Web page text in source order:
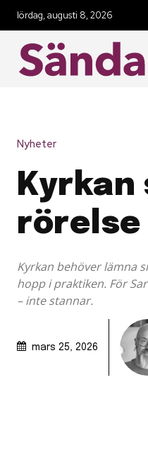
lördag, augusti 8, 2026
Nyheter
Kyrkan
rörelse
Kyrkan behöver lämna
hopp i praktiken. För
– inte stannar.
mars 25, 2026